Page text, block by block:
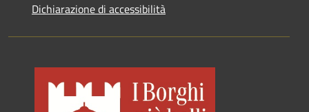
Dichiarazione di accessibilità